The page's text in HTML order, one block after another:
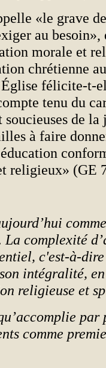
«le grave
au
morale et
chrétienne
félicite-t-
tenu du
de
à faire
religieux» (GE
complexité
c'est-à-
intégralité,
religieuse et
par
comme